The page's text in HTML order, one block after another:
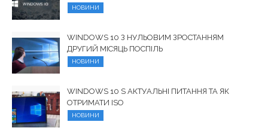
НОВИНИ
WINDOWS 10 З НУЛЬОВИМ ЗРОСТАННЯМ
ДРУГИЙ МІСЯЦЬ ПОСПІЛЬ
НОВИНИ
WINDOWS 10 S АКТУАЛЬНІ ПИТАННЯ ТА ЯК
ОТРИМАТИ ISO
НОВИНИ